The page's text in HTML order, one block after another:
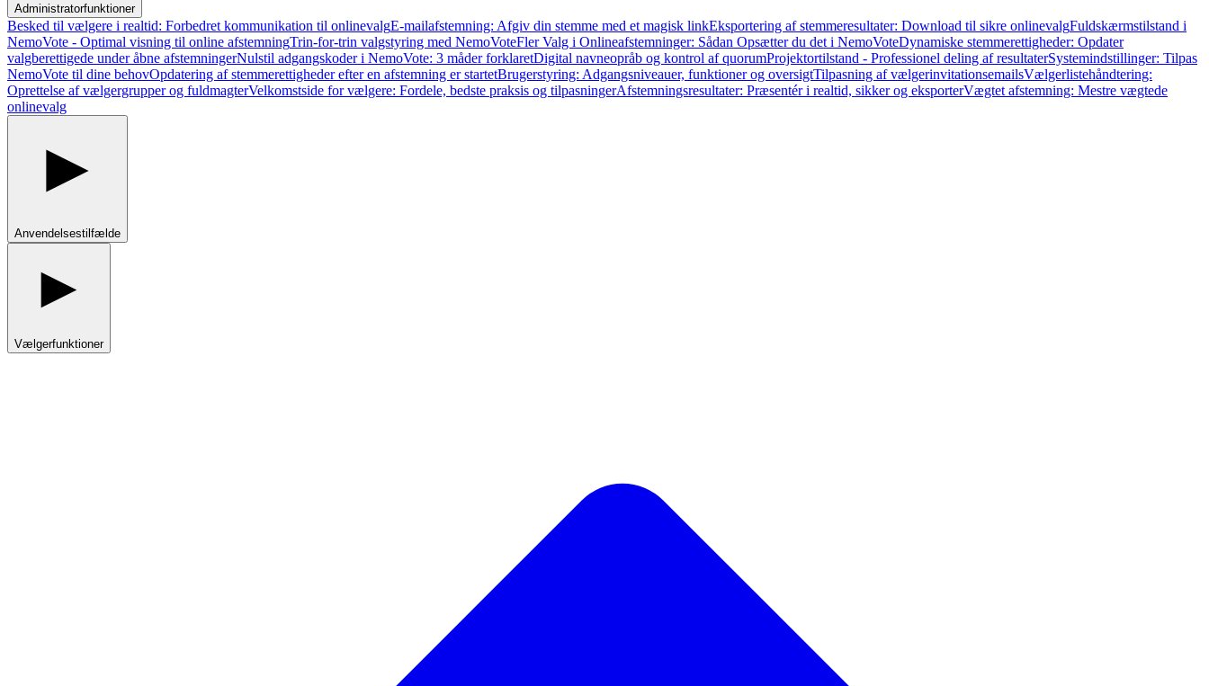
Administratorfunktioner
Besked til vælgere i realtid: Forbedret kommunikation til onlinevalgE-mailafstemning: Afgiv din stemme med et magisk linkEksportering af stemmeresultater: Download til sikre onlinevalgFuldskærmstilstand i
NemoVote - Optimal visning til online afstemningTrin-for-trin valgstyring med NemoVoteFler Valg i Onlineafstemninger: Sådan Opsætter du det i NemoVoteDynamiske stemmerettigheder: Opdater
valgberettigede under åbne afstemningerNulstil adgangskoder i NemoVote: 3 måder forklaretDigital navneopråb og kontrol af quorumProjektortilstand - Professionel deling af resultaterSystemindstillinger: Tilpas
NemoVote til dine behovOpdatering af stemmerettigheder efter en afstemning er startetBrugerstyring: Adgangsniveauer, funktioner og oversigtTilpasning af vælgerinvitationsemailsVælgerlistehåndtering:
Oprettelse af vælgergrupper og fuldmagterVelkomstside for vælgere: Fordele, bedste praksis og tilpasningerAfstemningsresultater: Præsentér i realtid, sikker og eksporterVægtet afstemning: Mestre vægtede
onlinevalg
Anvendelsestilfælde
Vælgerfunktioner